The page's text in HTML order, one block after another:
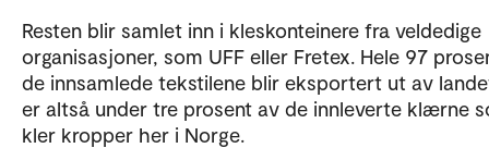
Resten blir samlet inn i kleskonteinere fra veldedige
organisasjoner, som UFF eller Fretex. Hele 97
de innsamlede tekstilene blir eksportert ut av
er altså under tre prosent av de innleverte klærne
kler kropper her i Norge.